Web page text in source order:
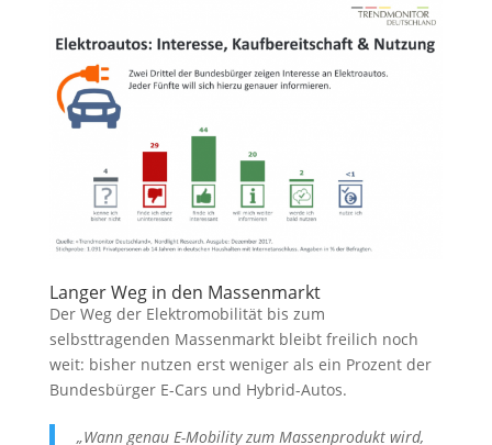
Langer Weg in den Massenmarkt
Der Weg der Elektromobilität bis zum
selbsttragenden Massenmarkt bleibt freilich noch
weit: bisher nutzen erst weniger als ein Prozent der
Bundesbürger E-Cars und Hybrid-Autos.
„Wann genau E-Mobility zum Massenprodukt wird,